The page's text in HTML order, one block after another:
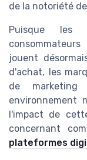
de la notoriété
Puisque les
jouent
d'achat, les
de
environnement
l'impact de
concernant
plateformes